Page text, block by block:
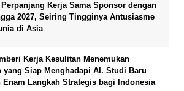
Perpanjang Kerja Sama Sponsor dengan
2027, Seiring Tingginya Antusiasme
di Asia
Kerja Kesulitan Menemukan
yang Siap Menghadapi AI. Studi Baru
Enam Langkah Strategis bagi Indonesia